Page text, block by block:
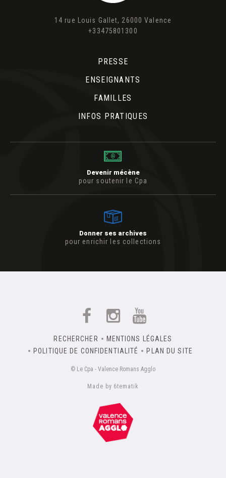
14 rue Louis Gallet, 26000 Valence
+33475801300
PRESSE
ENSEIGNANTS
FAMILLES
INFOS PRATIQUES
Devenir mécène
pour soutenir le Cpa
Donner ses archives
pour enrichir les collections
RECHERCHER
MENTIONS LÉGALES
POLITIQUE DE CONFIDENTIALITÉ
PLAN DU SITE
© Le Cpa - Valence Romans Agglo
Made by 6tematik